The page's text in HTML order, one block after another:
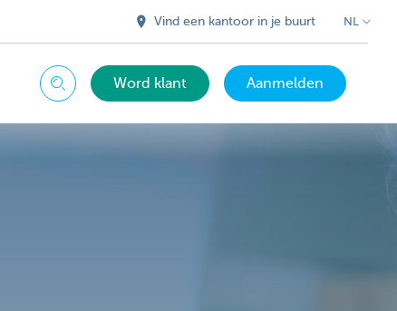
Vind een kantoor in je buurt NL
Zoeken Word klant Aanmelden